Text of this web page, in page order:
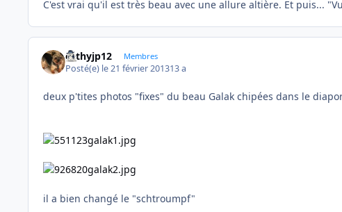
C'est vrai qu'il est très beau avec une allure altière. Et puis...
cathyjp12 Membres
Posté(e) le 21 février 201313 a
deux p'tites photos "fixes" du beau Galak chipées dans le
il a bien changé le "schtroumpf"